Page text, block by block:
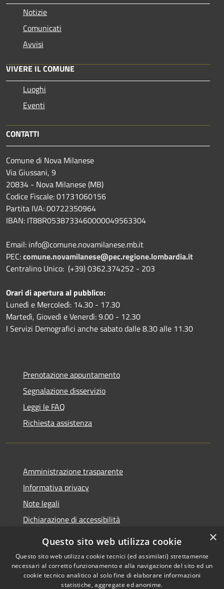
Notizie
Comunicati
Avvisi
VIVERE IL COMUNE
Luoghi
Eventi
CONTATTI
Comune di Nova Milanese
Via Giussani, 9
20834 - Nova Milanese (MB)
Codice Fiscale: 01731060156
Partita IVA: 00722350964
IBAN: IT88R0538733460000049563304
Email: info@comune.novamilanese.mb.it
PEC:comune.novamilanese@pec.regione.lombardia.it
Centralino Unico: (+39) 0362.374252 - 203
Orari di apertura al pubblico:
Lunedì e Mercoledì: 14.30 - 17.30
Martedì, Giovedì e Venerdì: 9.00 - 12.30
I Servizi Demografici anche sabato dalle 8.30 alle 11.30
Prenotazione appuntamento
Segnalazione disservizio
Leggi le FAQ
Richiesta assistenza
Amministrazione trasparente
Informativa privacy
Note legali
Dichiarazione di accessibilità
RSS
Copyright © 2026 • Comune di
Nova Milanese • Powered by
×
Questo sito web utilizza cookie
Questo sito web utilizza cookie tecnici (ed assimilati) strettamente
necessari al corretto funzionamento e alla navigazione del sito ed un
cookie tecnico analitico al solo fine di elaborare informazioni
statistiche, aggregate ed anonime.